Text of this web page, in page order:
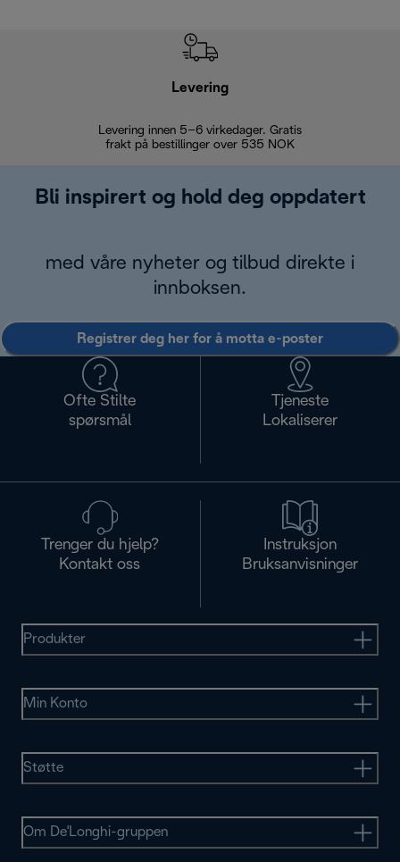
Levering
Levering innen 5–6 virkedager. Gratis
frakt på bestillinger over 535 NOK
Bli inspirert og hold deg oppdatert
med våre nyheter og tilbud direkte i
innboksen.
Registrer deg her for å motta e-poster
Ofte Stilte
spørsmål
Tjeneste
Lokaliserer
Trenger du hjelp?
Kontakt oss
Instruksjon
Bruksanvisninger
Produkter
Min Konto
Støtte
Om De'Longhi-gruppen